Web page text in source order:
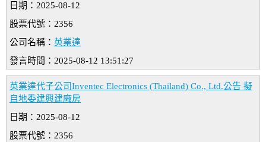
日期：2025-08-12
股票代號：2356
公司名稱： 英業達
發言時間：2025-08-12 13:51:27
英業達代子公司Inventec Electronics (Thailand) Co., Ltd.公告 擬
自地委建興建廠房
日期：2025-08-12
股票代號：2356